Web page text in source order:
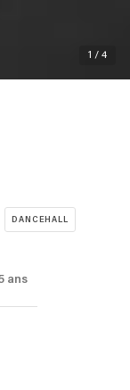
1 / 4
DANCEHALL
ans